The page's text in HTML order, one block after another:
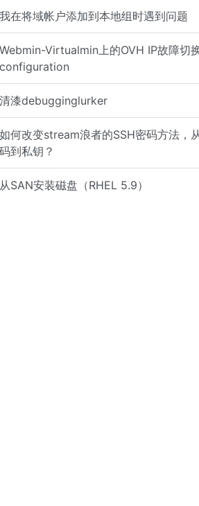
我在将域帐户添加到本地组时遇到问题
Webmin-Virtualmin上的OVH IP故障切
configuration
清漆debugginglurker
如何改变stream浪者的SSH密码方法，
码到私钥？
从SAN安装磁盘（RHEL 5.9）
sort > /tmp/temp.$host.$$